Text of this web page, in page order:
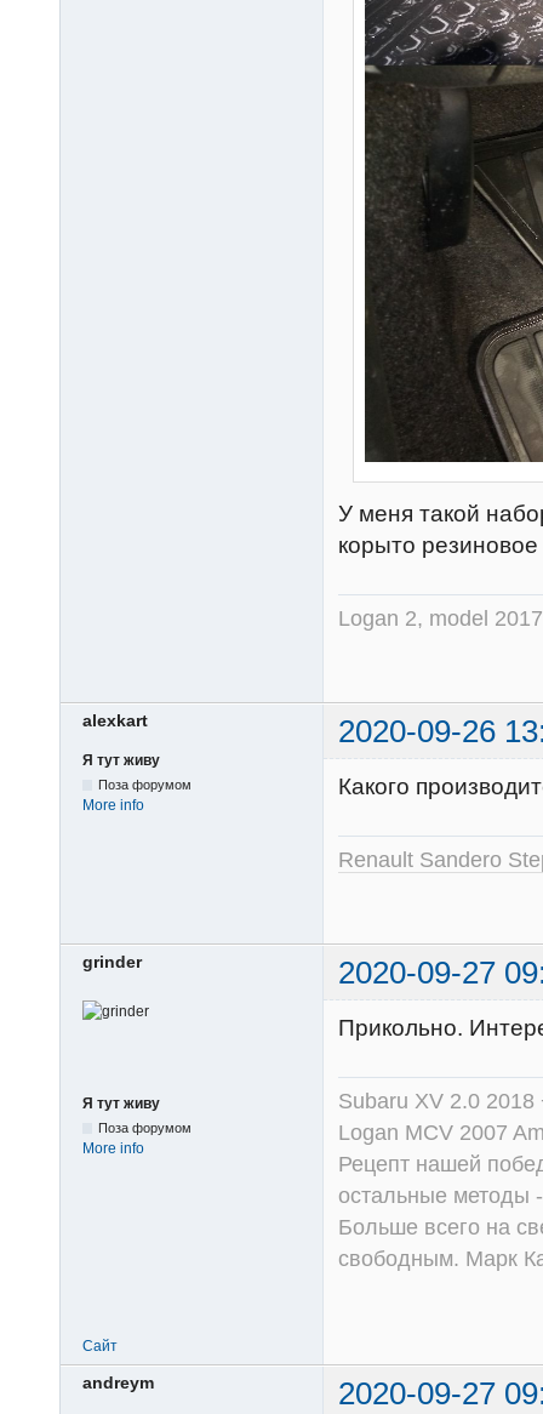
У меня такой
корыто
Logan 2, model
alexkart 2020-09-26
Я тут живу
Поза форумом
More info
Какого
Renault Sandero
grinder 2020-09-27
Я тут живу
Поза форумом
More info
Прикольно.
Subaru XV 2.0 2018
Logan MCV 2007
Рецепт нашей
остальные методы
Больше всего на
свободным. Марк
Сайт
andreym 2020-09-27